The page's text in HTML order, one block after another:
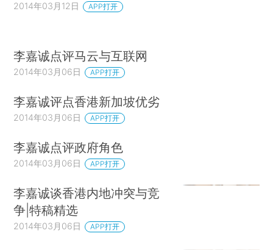
2014年03月12日 APP打开
李嘉诚点评马云与互联网
2014年03月06日 APP打开
李嘉诚评点香港新加坡优劣
2014年03月06日 APP打开
李嘉诚点评政府角色
2014年03月06日 APP打开
李嘉诚谈香港内地冲突与竞
争|特稿精选
2014年03月06日 APP打开